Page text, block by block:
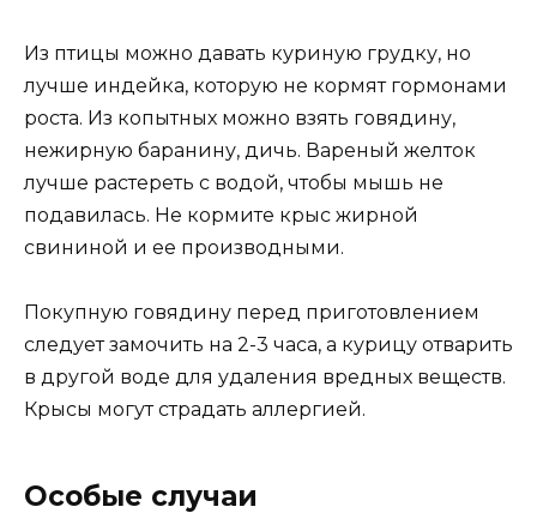
Из птицы можно давать куриную грудку, но
лучше индейка, которую не кормят гормонами
роста. Из копытных можно взять говядину,
нежирную баранину, дичь. Вареный желток
лучше растереть с водой, чтобы мышь не
подавилась. Не кормите крыс жирной
свининой и ее производными.
Покупную говядину перед приготовлением
следует замочить на 2-3 часа, а курицу отварить
в другой воде для удаления вредных веществ.
Крысы могут страдать аллергией.
Особые случаи